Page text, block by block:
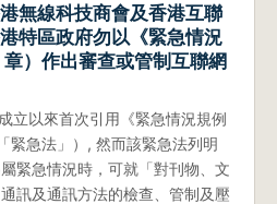
無線科技商會及香港互聯
特區政府勿以《緊急情況
）作出審查或管制互聯網
立以來首次引用《緊急情況規例
緊急法」）, 然而該緊急法列明
緊急情況時，可就「對刊物、文
訊及通訊方法的檢查、管制及壓